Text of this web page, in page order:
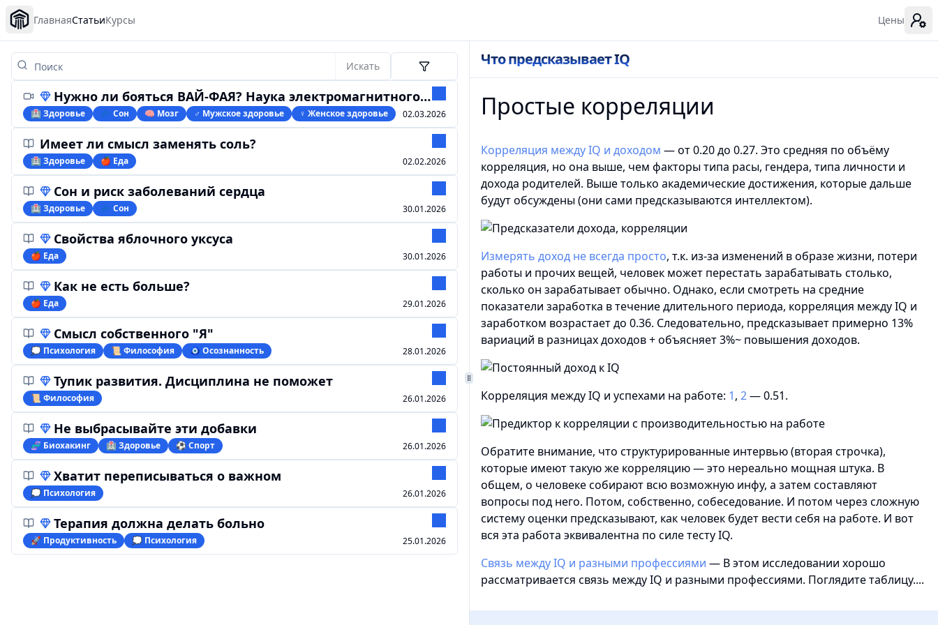
ГлавнаяСтатьиКурсы Цены
Что предсказывает IQ
Простые корреляции
Корреляция между IQ и доходом — от 0.20 до 0.27. Это средняя по объёму
корреляция, но она выше, чем факторы типа расы, гендера, типа личности и
дохода родителей. Выше только академические достижения, которые дальше
будут обсуждены (они сами предсказываются интеллектом).
Измерять доход не всегда просто, т.к. из-за изменений в образе жизни, потери
работы и прочих вещей, человек может перестать зарабатывать столько,
сколько он зарабатывает обычно. Однако, если смотреть на средние
показатели заработка в течение длительного периода, корреляция между IQ и
заработком возрастает до 0.36. Следовательно, предсказывает примерно 13%
вариаций в разницах доходов + объясняет 3%~ повышения доходов.
Корреляция между IQ и успехами на работе: 1, 2— 0.51.
Обратите внимание, что структурированные интервью (вторая строчка),
которые имеют такую же корреляцию — это нереально мощная штука. В
общем, о человеке собирают всю возможную инфу, а затем составляют
вопросы под него. Потом, собственно, собеседование. И потом через сложную
систему оценки предсказывают, как человек будет вести себя на работе. И вот
вся эта работа эквивалентна по силе тесту IQ.
Связь между IQ и разными профессиями — В этом исследовании хорошо
рассматривается связь между IQ и разными профессиями. Поглядите таблицу....
Искать
Нужно ли бояться ВАЙ-ФАЯ? Наука электромагнитного излучения
🏥 Здоровье 💤 Сон 🧠 Мозг ♂️ Мужское здоровье ♀ Женское здоровье 02.03.2026
Имеет ли смысл заменять соль?
🏥 Здоровье 🍎 Еда 02.02.2026
Сон и риск заболеваний сердца
🏥 Здоровье 💤 Сон 30.01.2026
Свойства яблочного уксуса
🍎 Еда 30.01.2026
Как не есть больше?
🍎 Еда 29.01.2026
Смысл собственного "Я"
💭 Психология 📜 Философия 🧿 Осознанность 28.01.2026
Тупик развития. Дисциплина не поможет
📜 Философия 26.01.2026
Не выбрасывайте эти добавки
🧬 Биохакинг 🏥 Здоровье ⚽️ Спорт 26.01.2026
Хватит переписываться о важном
💭 Психология 26.01.2026
Терапия должна делать больно
🚀 Продуктивность 💭 Психология 25.01.2026